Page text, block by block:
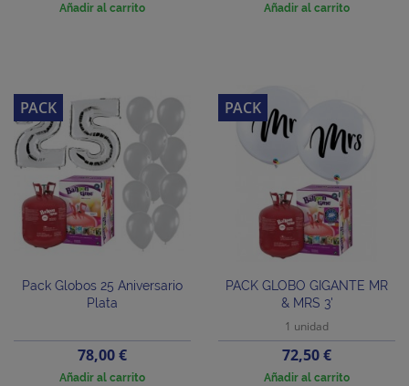
Añadir al carrito Añadir al carrito
Pack Globos 25 Aniversario
Plata
Precio
78,00 €
Añadir al carrito
PACK
PACK GLOBO GIGANTE MR
& MRS 3'
1 unidad
Precio
72,50 €
Añadir al carrito
PACK